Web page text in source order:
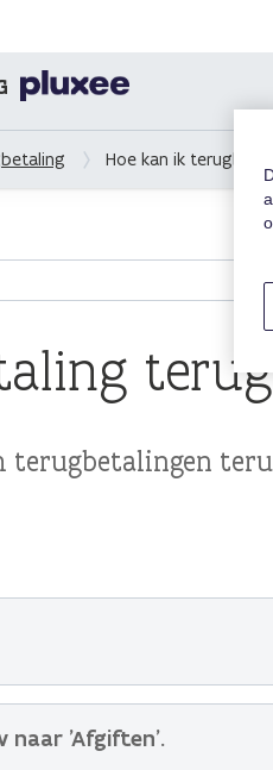
Hoe kan ik
terugbetalingen
naar 'Afgiften'.